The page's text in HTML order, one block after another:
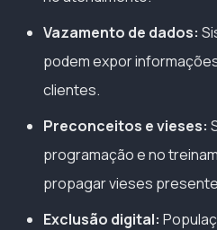
Vazamento de dados:
podem expor
clientes.
Preconceitos e vieses:
programação e no
propagar vieses
Exclusão digital: